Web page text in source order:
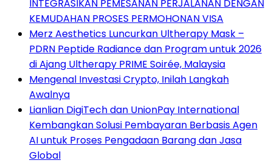
INTEGRASIKAN PEMESANAN PERJALANAN DENGAN
KEMUDAHAN PROSES PERMOHONAN VISA
Merz Aesthetics Luncurkan Ultherapy Mask –
PDRN Peptide Radiance dan Program untuk 2026
di Ajang Ultherapy PRIME Soirée, Malaysia
Mengenal Investasi Crypto, Inilah Langkah
Awalnya
Lianlian DigiTech dan UnionPay International
Kembangkan Solusi Pembayaran Berbasis Agen
AI untuk Proses Pengadaan Barang dan Jasa
Global